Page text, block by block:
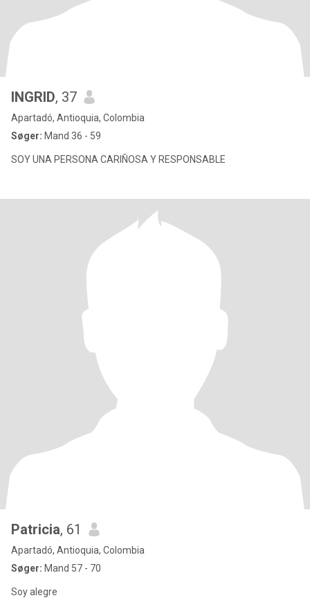
INGRID, 37
Apartadó, Antioquia, Colombia
Søger: Mand 36 - 59
SOY UNA PERSONA CARIÑOSA Y RESPONSABLE
Patricia, 61
Apartadó, Antioquia, Colombia
Søger: Mand 57 - 70
Soy alegre